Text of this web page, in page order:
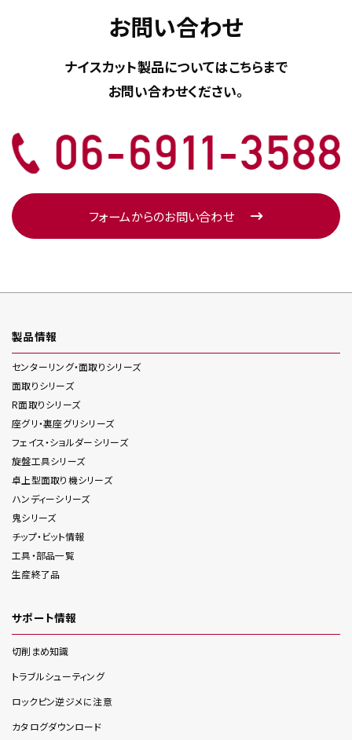
お問い合わせ
ナイスカット製品についてはこちらまで
お問い合わせください。
フォームからのお問い合わせ
製品情報
センターリング・面取りシリーズ
面取りシリーズ
R面取りシリーズ
座グリ・裏座グリシリーズ
フェイス・ショルダーシリーズ
旋盤工具シリーズ
卓上型面取り機シリーズ
ハンディーシリーズ
鬼シリーズ
チップ・ビット情報
工具・部品一覧
生産終了品
サポート情報
切削まめ知識
トラブルシューティング
ロックピン逆ジメに注意
カタログダウンロード